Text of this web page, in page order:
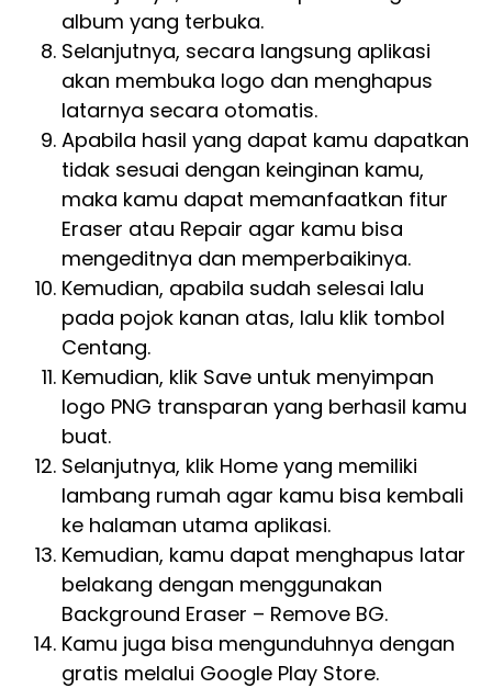
album yang terbuka.
Selanjutnya, secara langsung aplikasi
akan membuka logo dan menghapus
latarnya secara otomatis.
Apabila hasil yang dapat kamu dapatkan
tidak sesuai dengan keinginan kamu,
maka kamu dapat memanfaatkan fitur
Eraser atau Repair agar kamu bisa
mengeditnya dan memperbaikinya.
Kemudian, apabila sudah selesai lalu
pada pojok kanan atas, lalu klik tombol
Centang.
Kemudian, klik Save untuk menyimpan
logo PNG transparan yang berhasil kamu
buat.
Selanjutnya, klik Home yang memiliki
lambang rumah agar kamu bisa kembali
ke halaman utama aplikasi.
Kemudian, kamu dapat menghapus latar
belakang dengan menggunakan
Background Eraser – Remove BG.
Kamu juga bisa mengunduhnya dengan
gratis melalui Google Play Store.